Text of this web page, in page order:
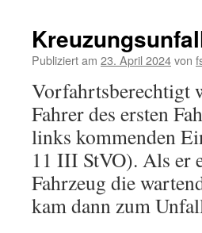
Publiziert am 23. April 2024von
Vorfahrtsberechtigt
Fahrer des ersten
links kommenden
11 III StVO). Als er
Fahrzeug die
kam dann zum